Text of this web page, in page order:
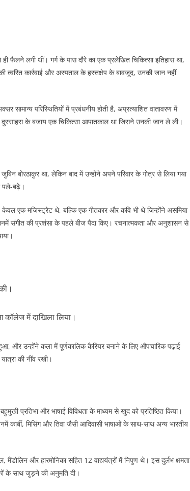
फैलने लगी थीं। गर्ग के पास दौरे का एक प्रलेखित चिकित्सा इतिहास था,
त्वरित कार्रवाई और अस्पताल के हस्तक्षेप के बावजूद, उनकी जान नहीं
परिस्थितियों में प्रबंधनीय होती है, अप्रत्याशित वातावरण में
दुस्साहस के बजाय एक चिकित्सा आपातकाल था जिसने उनकी जान ले ली।
बोरठाकुर था, लेकिन बाद में उन्होंने अपने परिवार के गोत्र से लिया गया
पले-बढ़े।
केवल एक मजिस्ट्रेट थे, बल्कि एक गीतकार और कवि भी थे जिन्होंने असमिया
उनमें संगीत की प्रशंसा के पहले बीज पैदा किए। रचनात्मकता और अनुशासन से
कॉलेज में दाखिला लिया।
और उन्होंने कला में पूर्णकालिक कैरियर बनाने के लिए औपचारिक पढ़ाई
की नींव रखी।
प्रतिभा और भाषाई विविधता के माध्यम से खुद को प्रतिष्ठित किया।
कार्बी, मिसिंग और तिवा जैसी आदिवासी भाषाओं के साथ-साथ अन्य भारतीय
मैंडोलिन और हारमोनिका सहित 12 वाद्ययंत्रों में निपुण थे। इस दुर्लभ क्षमता
के साथ जुड़ने की अनुमति दी।